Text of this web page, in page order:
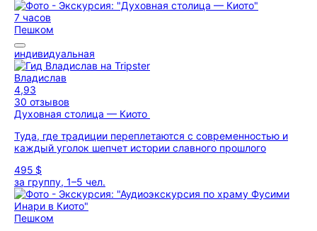
7 часов
Пешком
индивидуальная
Владислав
4,93
30 отзывов
Духовная столица — Киото
Туда, где традиции переплетаются с современностью и
каждый уголок шепчет истории славного прошлого
495 $
за группу, 1–5 чел.
Пешком